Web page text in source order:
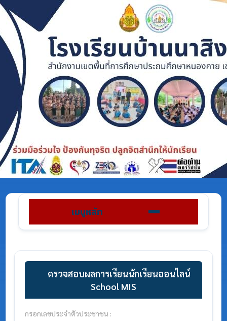
เมนูหลัก
ตรวจสอบผลการเรียนนักเรียนออนไลน์
School MIS
กรอกเลขประจำตัวประชาชน :